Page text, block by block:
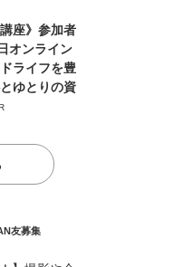
座》参加者
オンライン
ライフを豊
ゆとりの資
友募集